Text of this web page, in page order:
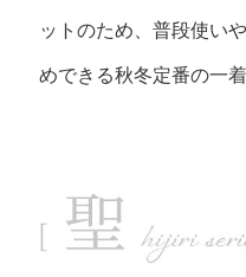
ットのため、普段使い
めできる秋冬定番の一着